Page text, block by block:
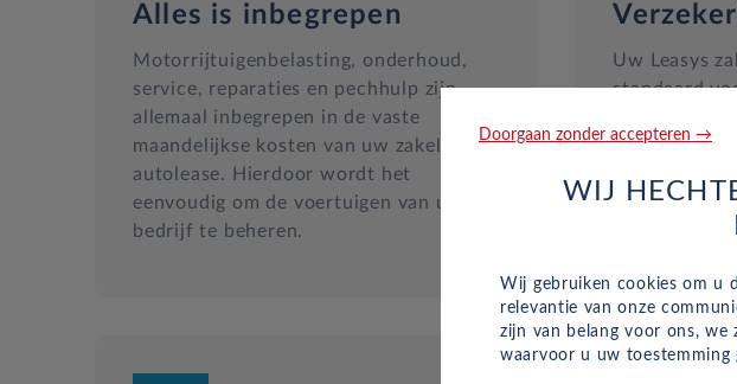
Alles is inbegrepen
Motorrijtuigenbelasting, onderhoud,
service, reparaties en pechhulp zijn
allemaal inbegrepen in de vaste
maandelijkse kosten van uw zakelijke
autolease. Hierdoor wordt het
eenvoudig om de voertuigen van uw
bedrijf te beheren.
Uw Leasys
standaard
zodat u
geval van
Doorgaan zonder accepteren →
WIJ
Wij gebruiken cookies om u
relevantie van onze
zijn van belang voor ons, we
waarvoor u uw toestemming